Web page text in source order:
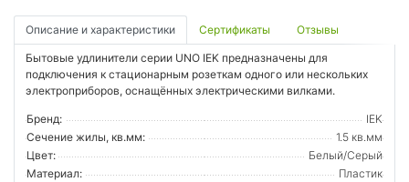
Описание и характеристики Сертификаты Отзывы
Бытовые удлинители серии UNO IEK предназначены для
подключения к стационарным розеткам одного или нескольких
электроприборов, оснащённых электрическими вилками.
Бренд:
IEK
Сечение жилы, кв.мм:
1.5 кв.мм
Цвет:
Белый/Серый
Материал:
Пластик